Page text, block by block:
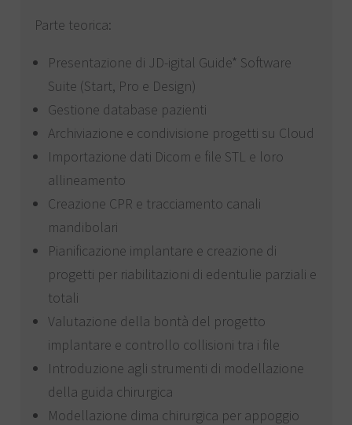
Parte teorica:
Presentazione di JD-igital Guide* Software
Suite (Start, Pro e Design)
Gestione database pazienti
Archiviazione e condivisione progetti su Cloud
Importazione dati Dicom e file STL e loro
allineamento
Creazione CPR e tracciamento canali
mandibolari
Pianificazione implantare e creazione di
progetti per riabilitazioni di edentulie parziali e
totali
Valutazione della bontà del progetto
implantare e controllo collisioni tra i file
Introduzione agli strumenti di modellazione
della guida chirurgica
Modellazione dima chirurgica per appoggio